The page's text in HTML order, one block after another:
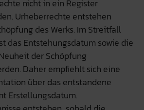
nicht in ein Register
Urheberrechte entstehen
des Werks. Im Streitfall
das Entstehungsdatum sowie die
der Schöpfung
Daher empfiehlt sich eine
über das entstandene
Erstellungsdatum.